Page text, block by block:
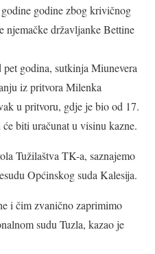
godine zbog krivičnog
njemačke državljanke Bettine
godina, sutkinja Miunevera
iz pritvora Milenka
u pritvoru, gdje je bio od 17.
biti uračunat u visinu kazne.
Tužilaštva TK-a, saznajemo
Općinskog suda Kalesija.
i čim zvanično zaprimimo
sudu Tuzla, kazao je